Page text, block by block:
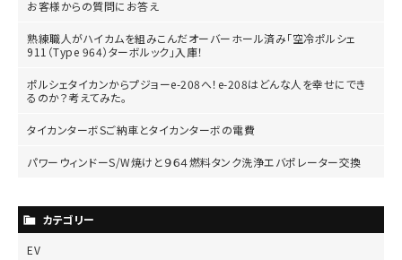
お客様からの質問にお答え
熟練職人がハイカムを組みこんだオーバーホール済み「空冷ポルシェ
911（Type 964）ターボルック」入庫！
ポルシェタイカンからプジョーe-208へ！e-208はどんな人を幸せにでき
るのか？考えてみた。
タイカンターボSご納車とタイカンターボの電費
パワーウィンドーS/W焼けと９６４燃料タンク洗浄エバポレーター交換
カテゴリー
EV